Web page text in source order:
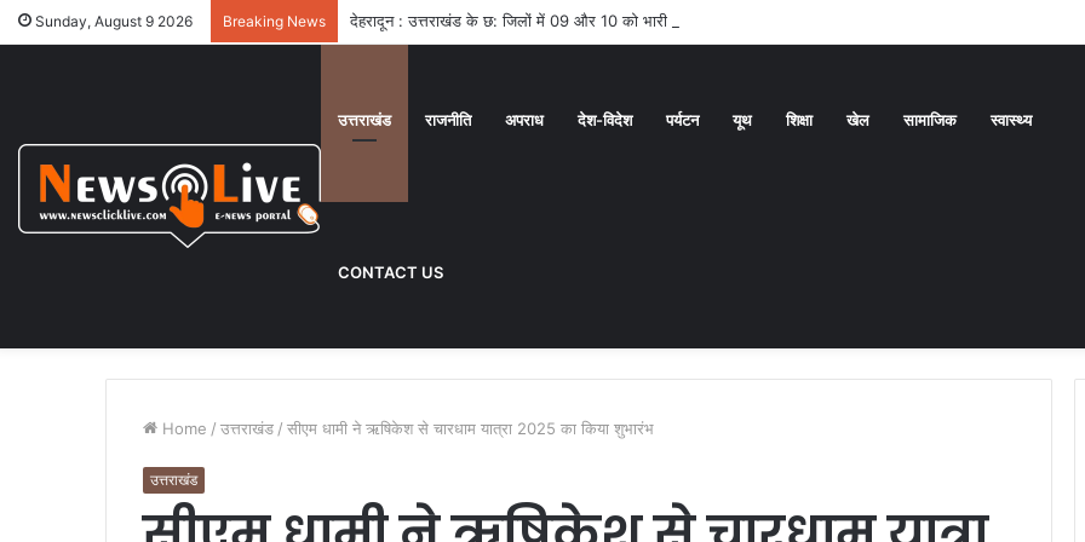
Sunday, August 9 2026 Breaking News देहरादून : उत्तराखंड के छ: जिलों में 09 और 10 को भारी बारिश का ऑरेंज अलर्ट
उत्तराखंड राजनीति अपराध देश-विदेश पर्यटन यूथ शिक्षा खेल सामाजिक स्वास्थ्य
CONTACT US
Home / उत्तराखंड / सीएम धामी ने ऋषिकेश से चारधाम यात्रा 2025 का किया शुभारंभ
उत्तराखंड